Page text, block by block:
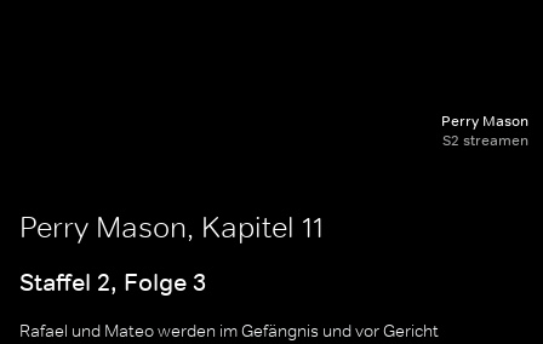
Perry Mason
S2 streamen
Perry Mason, Kapitel 11
Staffel 2, Folge 3
Rafael und Mateo werden im Gefängnis und vor Gericht